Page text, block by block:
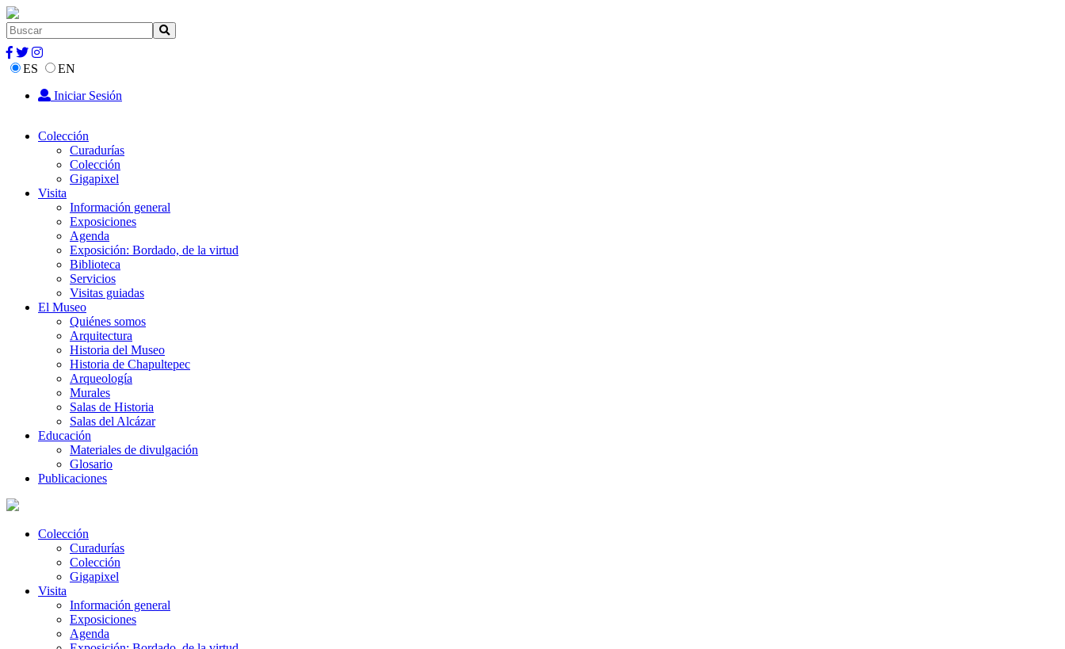
ES
EN
Iniciar Sesión
Colección
Curadurías
Colección
Gigapixel
Visita
Información general
Exposiciones
Agenda
Exposición: Bordado, de la virtud
Biblioteca
Servicios
Visitas guiadas
El Museo
Quiénes somos
Arquitectura
Historia del Museo
Historia de Chapultepec
Arqueología
Murales
Salas de Historia
Salas del Alcázar
Educación
Materiales de divulgación
Glosario
Publicaciones
Colección
Curadurías
Colección
Gigapixel
Visita
Información general
Exposiciones
Agenda